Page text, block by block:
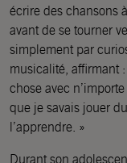
écrire des chansons
avant de se tourner
simplement par
musicalité, affirmant
chose avec
que je savais jouer
l’apprendre. »
Durant son